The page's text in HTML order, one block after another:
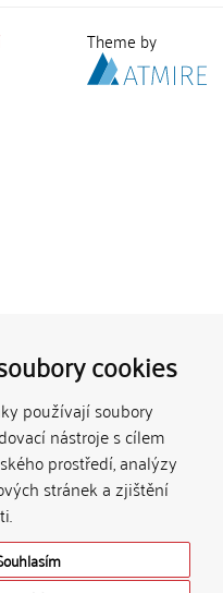
cookies
používají soubory
nástroje s cílem
prostředí, analýzy
stránek a zjištění
Theme by